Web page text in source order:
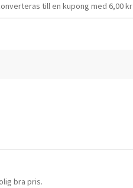
till en kupong med 6,00 kr
bra pris.